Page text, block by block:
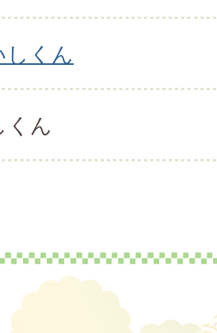
しくん
くん